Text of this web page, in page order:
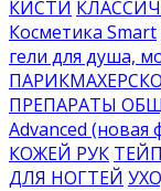
КИСТИ
Косметика Smart
гели для душа,
ПРЕПАРАТЫ
Advanced (новая
КОЖЕЙ РУК
ДЛЯ НОГТЕЙ